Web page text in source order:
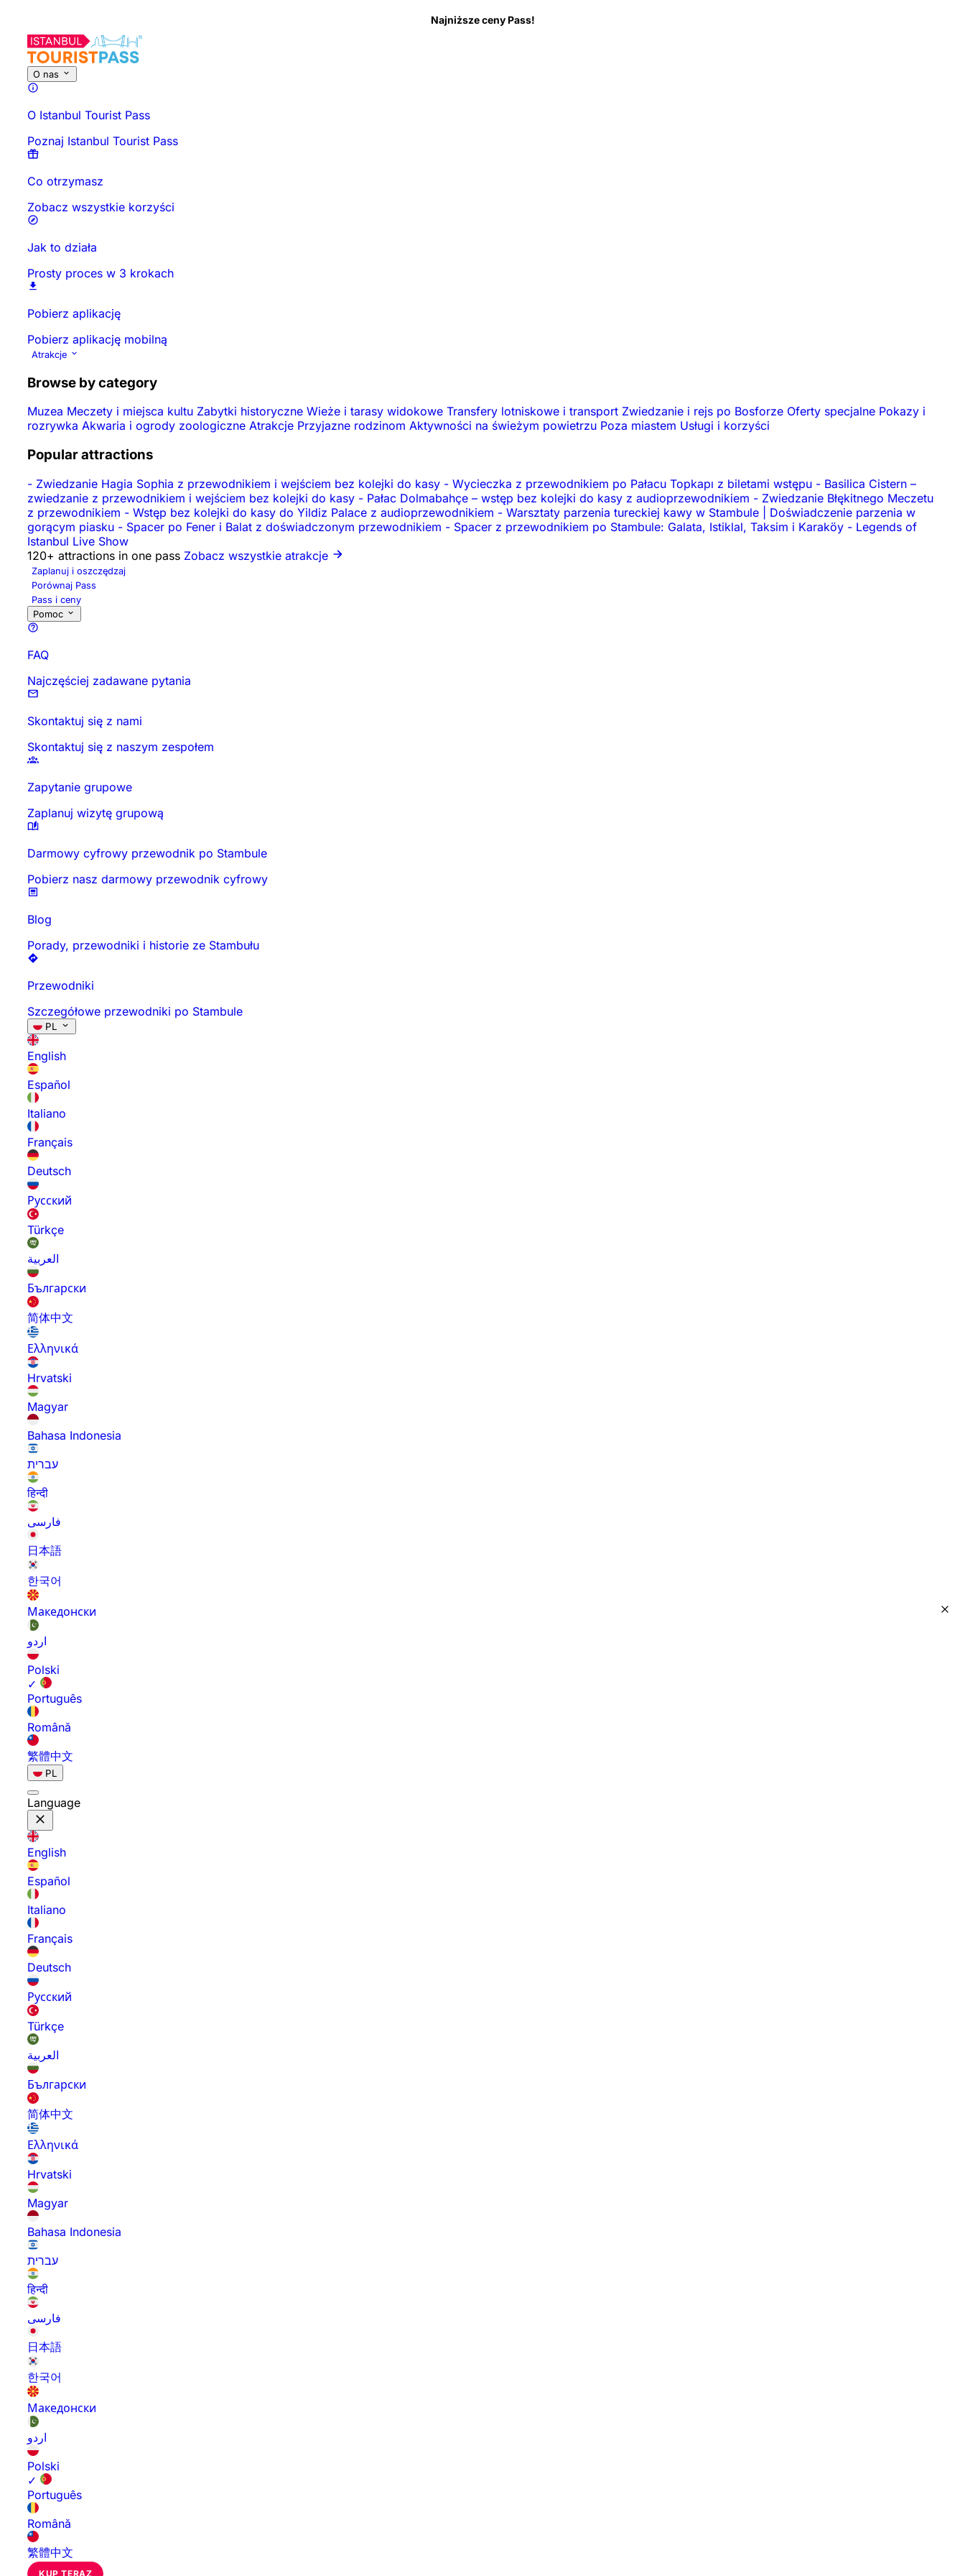
Najniższe ceny Pass!
O nas
O Istanbul Tourist Pass
Poznaj Istanbul Tourist Pass
Co otrzymasz
Zobacz wszystkie korzyści
Jak to działa
Prosty proces w 3 krokach
Pobierz aplikację
Pobierz aplikację mobilną
Atrakcje
Browse by category
Muzea Meczety i miejsca kultu Zabytki historyczne Wieże i tarasy widokowe Transfery lotniskowe i transport Zwiedzanie i rejs po Bosforze Oferty specjalne Pokazy i
rozrywka Akwaria i ogrody zoologiczne Atrakcje Przyjazne rodzinom Aktywności na świeżym powietrzu Poza miastem Usługi i korzyści
Popular attractions
- Zwiedzanie Hagia Sophia z przewodnikiem i wejściem bez kolejki do kasy - Wycieczka z przewodnikiem po Pałacu Topkapı z biletami wstępu - Basilica Cistern –
zwiedzanie z przewodnikiem i wejściem bez kolejki do kasy - Pałac Dolmabahçe – wstęp bez kolejki do kasy z audioprzewodnikiem - Zwiedzanie Błękitnego Meczetu
z przewodnikiem - Wstęp bez kolejki do kasy do Yildiz Palace z audioprzewodnikiem - Warsztaty parzenia tureckiej kawy w Stambule | Doświadczenie parzenia w
gorącym piasku - Spacer po Fener i Balat z doświadczonym przewodnikiem - Spacer z przewodnikiem po Stambule: Galata, Istiklal, Taksim i Karaköy - Legends of
Istanbul Live Show
120+ attractions in one pass Zobacz wszystkie atrakcje
Zaplanuj i oszczędzaj
Porównaj Pass
Pass i ceny
Pomoc
FAQ
Najczęściej zadawane pytania
Skontaktuj się z nami
Skontaktuj się z naszym zespołem
Zapytanie grupowe
Zaplanuj wizytę grupową
Darmowy cyfrowy przewodnik po Stambule
Pobierz nasz darmowy przewodnik cyfrowy
Blog
Porady, przewodniki i historie ze Stambułu
Przewodniki
Szczegółowe przewodniki po Stambule
PL
English
Español
Italiano
Français
Deutsch
Русский
Türkçe
العربية
Български
简体中文
Ελληνικά
Hrvatski
Magyar
Bahasa Indonesia
עברית
हिन्दी
فارسی
日本語
한국어
Македонски
اردو
Polski
✓
Português
Română
繁體中文
PL
Language
English
Español
Italiano
Français
Deutsch
Русский
Türkçe
العربية
Български
简体中文
Ελληνικά
Hrvatski
Magyar
Bahasa Indonesia
עברית
हिन्दी
فارسی
日本語
한국어
Македонски
اردو
Polski
✓
Português
Română
繁體中文
KUP TERAZ
Warto wiedzieć przed wizytą Najczęściej zadawane pytania